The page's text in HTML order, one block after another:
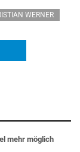
WERNER
mehr möglich